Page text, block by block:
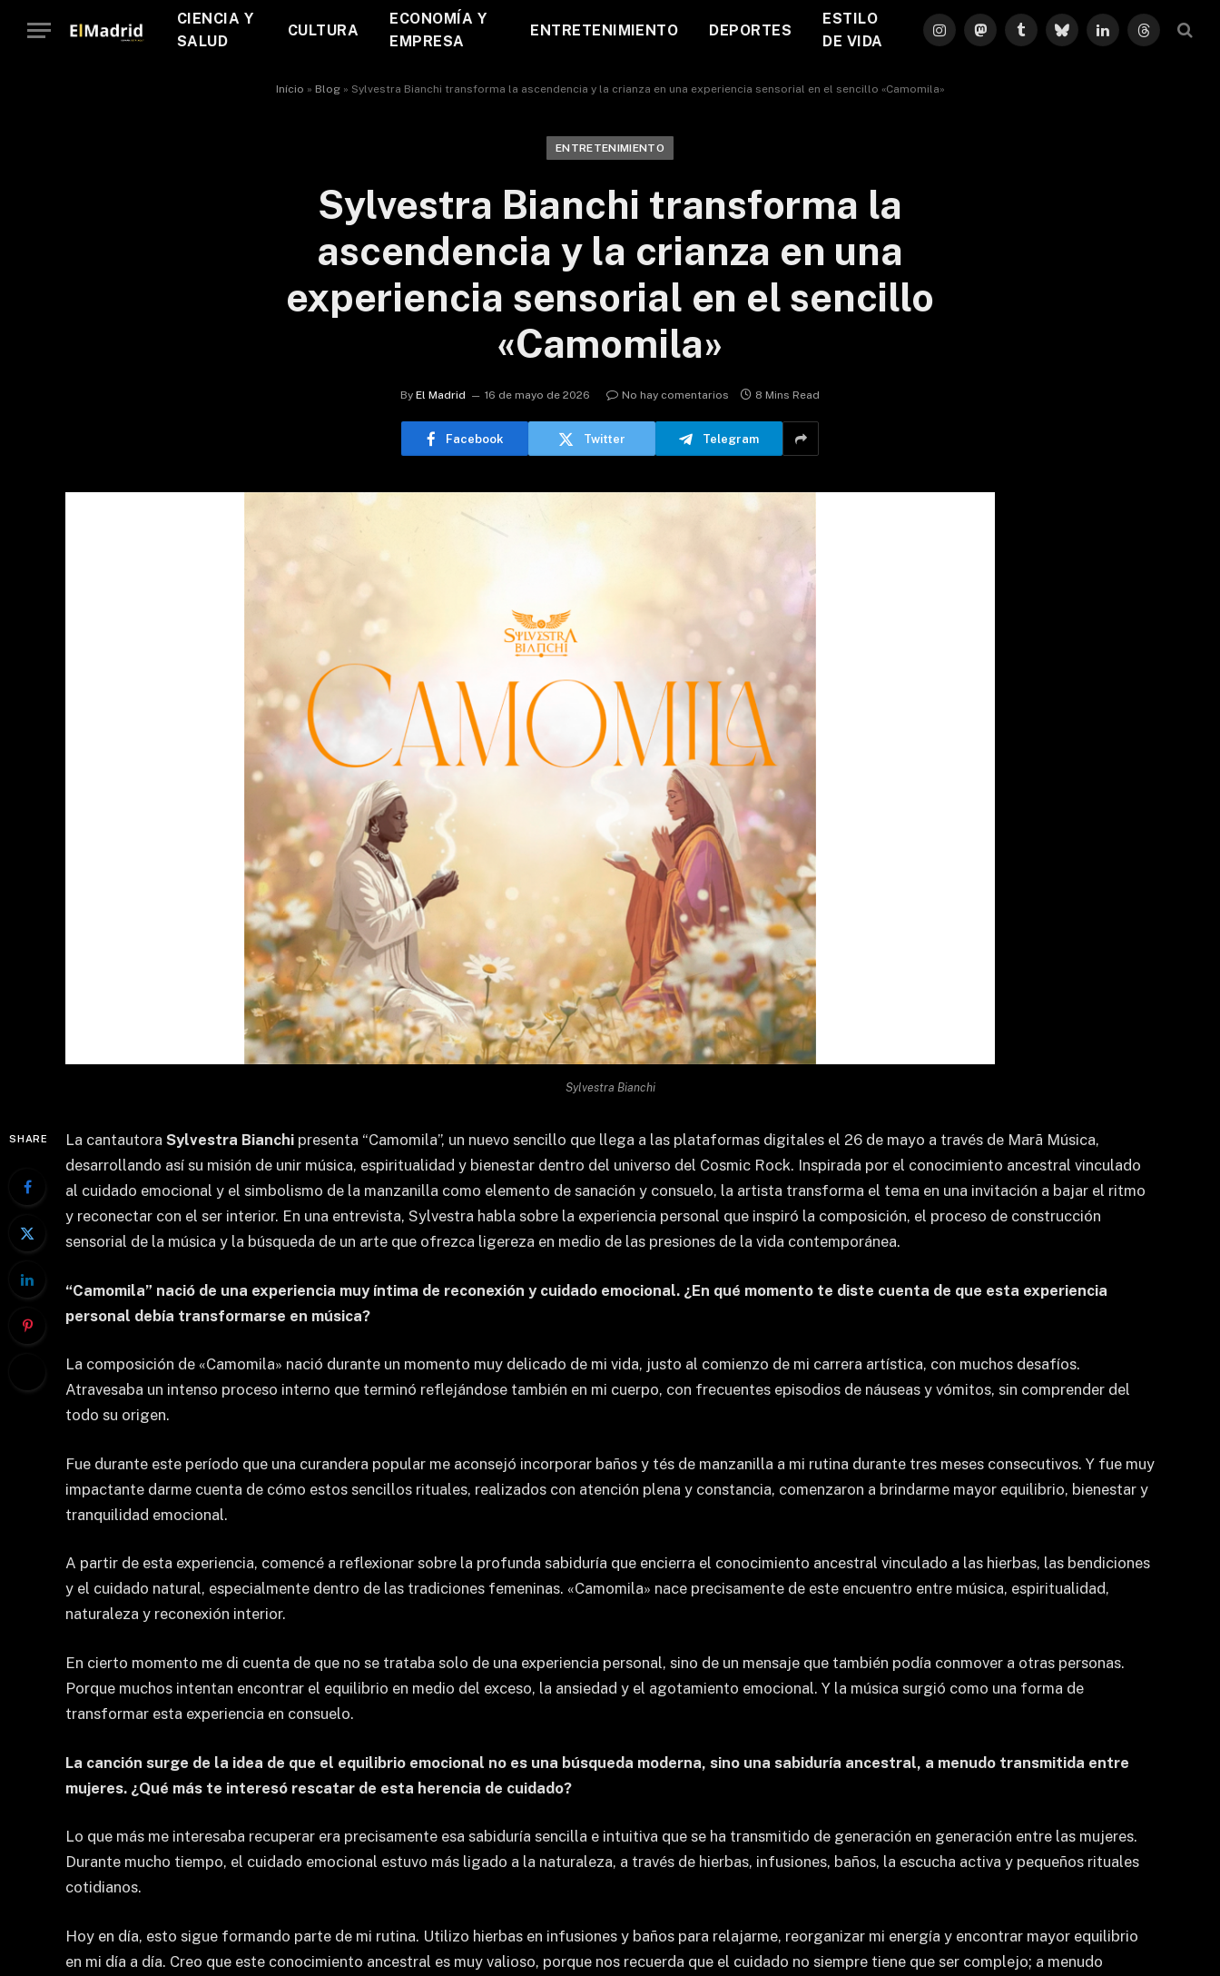
CIENCIA Y
SALUD
CULTURA
ECONOMÍA Y
EMPRESA
ENTRETENIMIENTO DEPORTES
ESTILO
DE VIDA
InstagramMastodonTumblrBlueskyLinkedInThreads
Início » Blog» Sylvestra Bianchi transforma la ascendencia y la crianza en una experiencia sensorial en el sencillo «Camomila»
ENTRETENIMIENTO
Sylvestra Bianchi transforma la
ascendencia y la crianza en una
experiencia sensorial en el sencillo
«Camomila»
By El Madrid 16 de mayo de 2026 No hay comentarios 8 Mins Read
Facebook Twitter Telegram
Sylvestra Bianchi
SHARE La cantautora Sylvestra Bianchi presenta “Camomila”, un nuevo sencillo que llega a las plataformas digitales el 26 de mayo a través de Marã Música,
desarrollando así su misión de unir música, espiritualidad y bienestar dentro del universo del Cosmic Rock. Inspirada por el conocimiento ancestral vinculado
al cuidado emocional y el simbolismo de la manzanilla como elemento de sanación y consuelo, la artista transforma el tema en una invitación a bajar el ritmo
y reconectar con el ser interior. En una entrevista, Sylvestra habla sobre la experiencia personal que inspiró la composición, el proceso de construcción
sensorial de la música y la búsqueda de un arte que ofrezca ligereza en medio de las presiones de la vida contemporánea.
“Camomila” nació de una experiencia muy íntima de reconexión y cuidado emocional. ¿En qué momento te diste cuenta de que esta experiencia
personal debía transformarse en música?
La composición de «Camomila» nació durante un momento muy delicado de mi vida, justo al comienzo de mi carrera artística, con muchos desafíos.
Atravesaba un intenso proceso interno que terminó reflejándose también en mi cuerpo, con frecuentes episodios de náuseas y vómitos, sin comprender del
todo su origen.
Fue durante este período que una curandera popular me aconsejó incorporar baños y tés de manzanilla a mi rutina durante tres meses consecutivos. Y fue muy
impactante darme cuenta de cómo estos sencillos rituales, realizados con atención plena y constancia, comenzaron a brindarme mayor equilibrio, bienestar y
tranquilidad emocional.
A partir de esta experiencia, comencé a reflexionar sobre la profunda sabiduría que encierra el conocimiento ancestral vinculado a las hierbas, las bendiciones
y el cuidado natural, especialmente dentro de las tradiciones femeninas. «Camomila» nace precisamente de este encuentro entre música, espiritualidad,
naturaleza y reconexión interior.
En cierto momento me di cuenta de que no se trataba solo de una experiencia personal, sino de un mensaje que también podía conmover a otras personas.
Porque muchos intentan encontrar el equilibrio en medio del exceso, la ansiedad y el agotamiento emocional. Y la música surgió como una forma de
transformar esta experiencia en consuelo.
La canción surge de la idea de que el equilibrio emocional no es una búsqueda moderna, sino una sabiduría ancestral, a menudo transmitida entre
mujeres. ¿Qué más te interesó rescatar de esta herencia de cuidado?
Lo que más me interesaba recuperar era precisamente esa sabiduría sencilla e intuitiva que se ha transmitido de generación en generación entre las mujeres.
Durante mucho tiempo, el cuidado emocional estuvo más ligado a la naturaleza, a través de hierbas, infusiones, baños, la escucha activa y pequeños rituales
cotidianos.
Hoy en día, esto sigue formando parte de mi rutina. Utilizo hierbas en infusiones y baños para relajarme, reorganizar mi energía y encontrar mayor equilibrio
en mi día a día. Creo que este conocimiento ancestral es muy valioso, porque nos recuerda que el cuidado no siempre tiene que ser complejo; a menudo